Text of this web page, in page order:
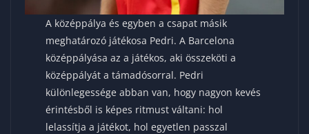
A középpálya és egyben a csapat másik
meghatározó játékosa Pedri. A Barcelona
középpályása az a játékos, aki összeköti a
középpályát a támadósorral. Pedri
különlegessége abban van, hogy nagyon kevés
érintésből is képes ritmust váltani: hol
lelassítja a játékot, hol egyetlen passzal